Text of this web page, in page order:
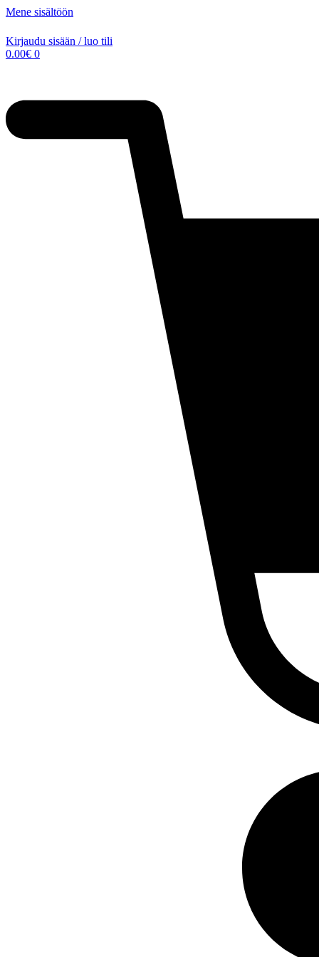
Mene sisältöön
Kirjaudu sisään / luo tili
0.00€ 0